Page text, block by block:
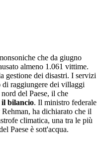
che da giugno
almeno 1.061 vittime.
gestione dei disastri. I servizi
di raggiungere dei villaggi
del Paese, il che
il bilancio. Il ministro federale
ha dichiarato che il
climatica, una tra le più
Paese è sott'acqua.